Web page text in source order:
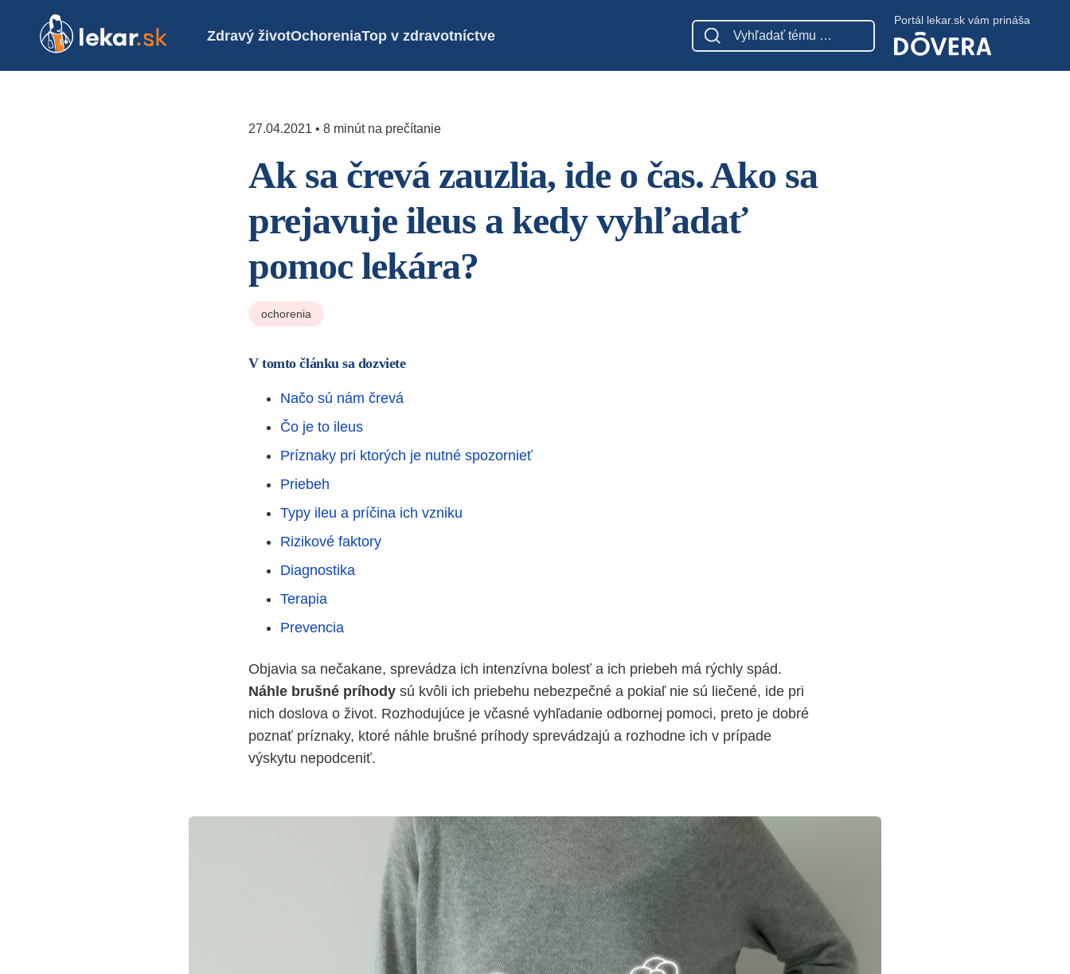
Zdravý životOchoreniaTop v zdravotníctve
Portál lekar.sk vám prináša
27.04.2021 • 8 minút na prečítanie
Ak sa črevá zauzlia, ide o čas. Ako sa
prejavuje ileus a kedy vyhľadať
pomoc lekára?
ochorenia
V tomto článku sa dozviete
Načo sú nám črevá
Čo je to ileus
Príznaky pri ktorých je nutné spozornieť
Priebeh
Typy ileu a príčina ich vzniku
Rizikové faktory
Diagnostika
Terapia
Prevencia
Objavia sa nečakane, sprevádza ich intenzívna bolesť a ich priebeh má rýchly spád.
Náhle brušné príhody sú kvôli ich priebehu nebezpečné a pokiaľ nie sú liečené, ide pri
nich doslova o život. Rozhodujúce je včasné vyhľadanie odbornej pomoci, preto je dobré
poznať príznaky, ktoré náhle brušné príhody sprevádzajú a rozhodne ich v prípade
výskytu nepodceniť.